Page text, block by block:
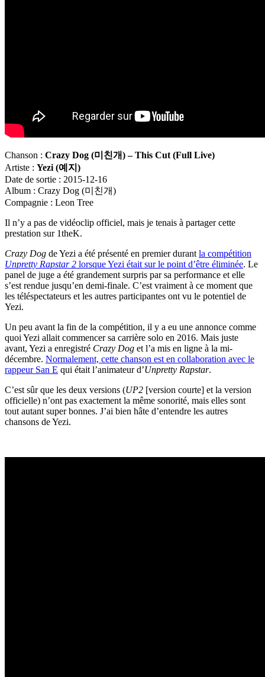
Chanson : Crazy Dog (미친개) – This Cut (Full Live)
Artiste : Yezi (예지 )
Date de sortie : 2015-12-16
Album : Crazy Dog (미친개)
Compagnie : Leon Tree
Il n’y a pas de vidéoclip officiel, mais je tenais à partager cette
prestation sur 1theK.
Crazy Dog de Yezi a été présenté en premier durant la compétition
Unpretty Rapstar 2 lorsque Yezi était sur le point d’être éliminée. Le
panel de juge a été grandement surpris par sa performance et elle
s’est rendue jusqu’en demi-finale. C’est vraiment à ce moment que
les téléspectateurs et les autres participantes ont vu le potentiel de
Yezi.
Un peu avant la fin de la compétition, il y a eu une annonce comme
quoi Yezi allait commencer sa carrière solo en 2016. Mais juste
avant, Yezi a enregistré Crazy Dog et l’a mis en ligne à la mi-
décembre. Normalement, cette chanson est en collaboration avec le
rappeur San E qui était l’animateur d’Unpretty Rapstar.
C’est sûr que les deux versions (UP2 [version courte] et la version
officielle) n’ont pas exactement la même sonorité, mais elles sont
tout autant super bonnes. J’ai bien hâte d’entendre les autres
chansons de Yezi.